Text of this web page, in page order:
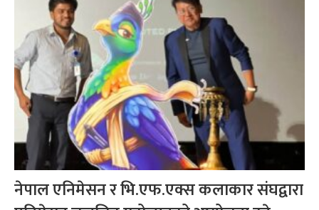
नेपाल एनिमेसन र भि.एफ.एक्स कलाकार संघद्वारा